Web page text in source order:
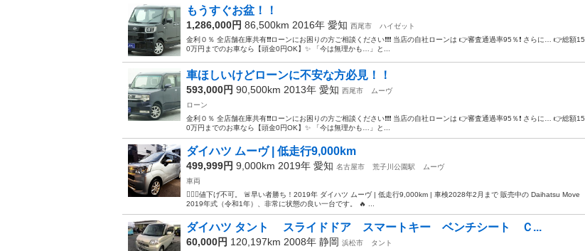
もうすぐお盆！！
1,286,000円 86,500km 2016年 愛知 西尾市
ハイゼット
金利０％ 全店舗在庫共有❗️❗️ローンにお困りの方ご相談ください❗️❗️❗️ 当店の自社ローンは 👉審査通過率95％❗️ さらに… 👉総額15
0万円までのお車なら【頭金0円OK】✨ 「今は無理かも…」と...
車ほしいけどローンに不安な方必見！！
593,000円 90,500km 2013年 愛知 西尾市
ムーヴ
ローン
金利０％ 全店舗在庫共有❗️❗️ローンにお困りの方ご相談ください❗️❗️❗️ 当店の自社ローンは 👉審査通過率95％❗️ さらに… 👉総額15
0万円までのお車なら【頭金0円OK】✨ 「今は無理かも…」と...
ダイハツ ムーヴ | 低走行9,000km
499,999円 9,000km 2019年 愛知 名古屋市 荒子川公園駅
ムーヴ
車両
🙅🏻‍♀️値下げ不可。 🚨早い者勝ち！2019年 ダイハツ ムーヴ | 低走行9,000km | 車検2028年2月まで 販売中の Daihatsu Move
2019年式（令和1年）、非常に状態の良い一台です。 🔥 ...
ダイハツ タント スライドドア スマートキー ベンチシート Ｃ...
60,000円 120,197km 2008年 静岡 浜松市
タント